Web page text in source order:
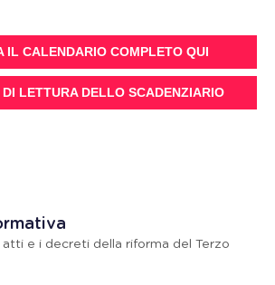
IL CALENDARIO COMPLETO QUI
LETTURA DELLO SCADENZIARIO
e i decreti della riforma del Terzo